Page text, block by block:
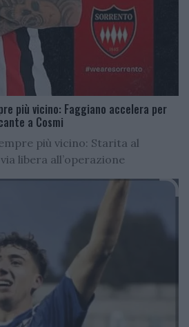
più vicino: Faggiano accelera per
a Cosmi
più vicino: Starita al
libera all’operazione